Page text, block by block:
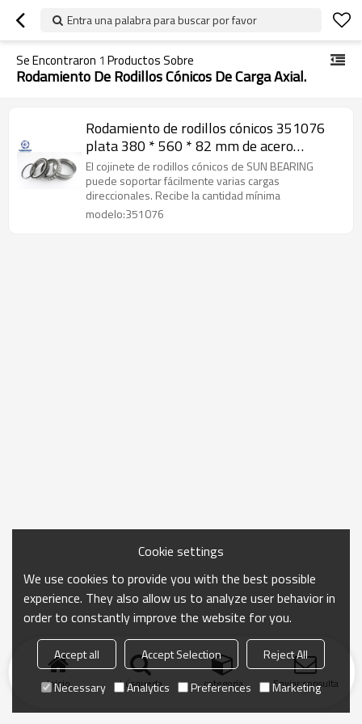
Entra una palabra para buscar por favor
Se Encontraron 1 Productos Sobre
Rodamiento De Rodillos Cónicos De Carga Axial.
Rodamiento de rodillos cónicos 351076
plata 380 * 560 * 82 mm de acero
inoxidable
El cojinete de rodillos cónicos de SUN BEARING
puede soportar fácilmente varias cargas
direccionales. Recibe la cantidad mínima
modelo:351076
Inicio búsqueda categoría Enviar consulta
Cookie settings
We use cookies to provide you with the best possible
experience. They also allow us to analyze user behavior in
order to constantly improve the website for you.
Accept all Accept Selection
Reject All
Necessary
Analytics Preferences Marketing